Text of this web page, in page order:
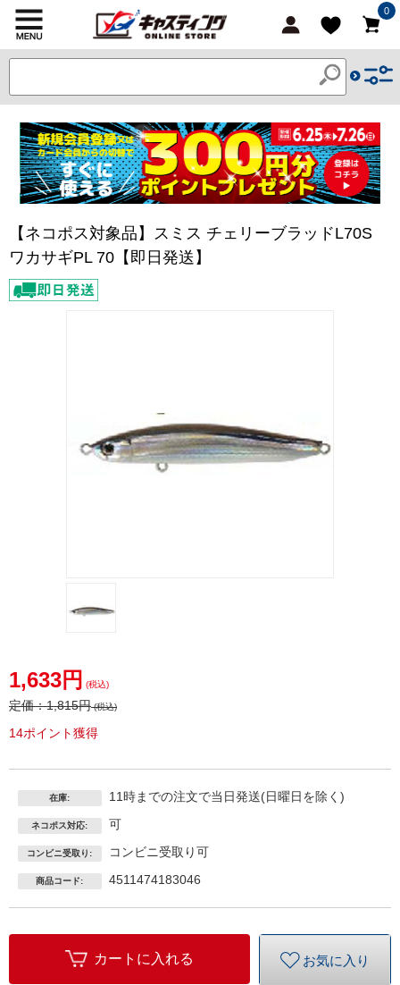
0
【ネコポス対象品】スミス チェリーブラッドL70S
ワカサギPL 70【即日発送】
1,633円 (税込)
定価：1,815円(税込)
14ポイント獲得
在庫: 11時までの注文で当日発送(日曜日を除く)
ネコポス対応: 可
コンビニ受取り: コンビニ受取り可
商品コード: 4511474183046
カートに入れる お気に入り